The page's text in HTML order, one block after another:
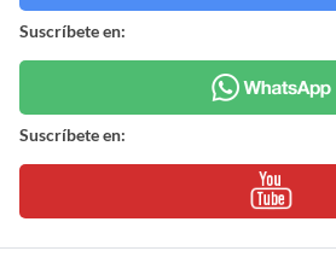
Suscríbete en:
Suscríbete en: